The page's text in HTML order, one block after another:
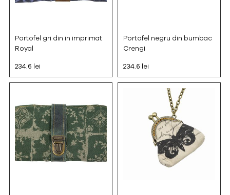
Portofel gri din in imprimat
Royal
234.6 lei
Portofel negru din bumbac
Crengi
234.6 lei